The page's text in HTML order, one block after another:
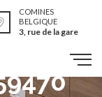
COMINES
BELGIQUE
3, rue de la gare